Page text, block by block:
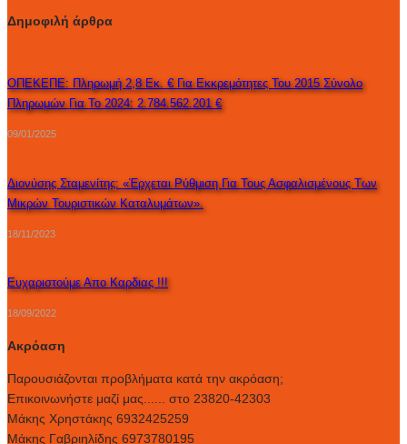
Δημοφιλή άρθρα
ΟΠΕΚΕΠΕ: Πληρωμή 2,8 Εκ. € Για Εκκρεμότητες Του 2015 Σύνολο
Πληρωμών Για Το 2024: 2.784.562.201 €
09/01/2025
Διονύσης Σταμενίτης: «Έρχεται Ρύθμιση Για Τους Ασφαλισμένους Των
Μικρών Τουριστικών Καταλυμάτων».
18/11/2023
Ευχαριστούμε Απο Καρδιας !!!
18/09/2022
Ακρόαση
Παρουσιάζονται προβλήματα κατά την ακρόαση;
Επικοινωνήστε μαζί μας...... στο 23820-42303
Μάκης Χρηστάκης 6932425259
Μάκης Γαβριηλίδης 6973780195